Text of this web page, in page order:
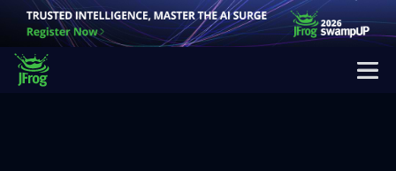
デモを予約する